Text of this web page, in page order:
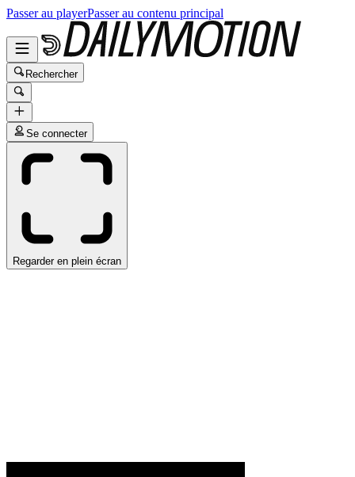
Passer au playerPasser au contenu principal
Rechercher
Se connecter
Regarder en plein écran